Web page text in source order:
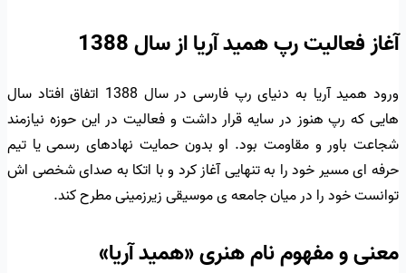
آغاز فعالیت رپ همید آریا از سال 1388
ورود همید آریا به دنیای رپ فارسی در سال 1388 اتفاق افتاد سال
هایی که رپ هنوز در سایه قرار داشت و فعالیت در این حوزه نیازمند
شجاعت باور و مقاومت بود. او بدون حمایت نهادهای رسمی یا تیم
حرفه ای مسیر خود را به تنهایی آغاز کرد و با اتکا به صدای شخصی اش
توانست خود را در میان جامعه ی موسیقی زیرزمینی مطرح کند.
معنی و مفهوم نام هنری «همید آریا»